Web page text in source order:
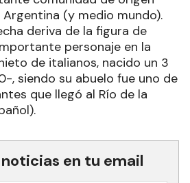
(y medio mundo).
deriva de la figura de
personaje en la
de italianos, nacido un 3
, siendo su abuelo fue uno de
que llegó al Río de la
en tu email